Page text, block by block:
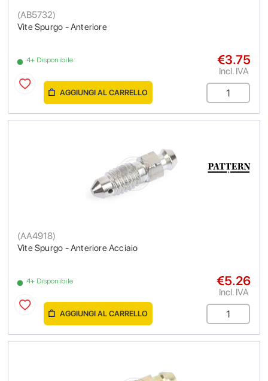
Vite Spurgo - Anteriore
(AB5732)
4+ Disponibile €3.75
Incl. IVA
AGGIUNGI AL CARRELLO
Vite Spurgo - Anteriore Acciaio
(AA4918)
4+ Disponibile €5.26
Incl. IVA
AGGIUNGI AL CARRELLO